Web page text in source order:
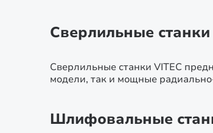
Сверлильные станки
Сверлильные станки VITEC
модели, так и мощные
Шлифовальные